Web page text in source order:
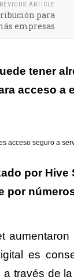
ARTICLE
para
empresas
tener
acceso a
acceso seguro a
por Hive
por
es
través de